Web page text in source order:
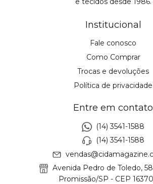
Institucional
Fale conosco
Como Comprar
Trocas e devoluções
Política de privacidade
Entre em contato
(14) 3541-1588
(14) 3541-1588
Avenida Pedro de Toledo,
Promissão/SP - CEP